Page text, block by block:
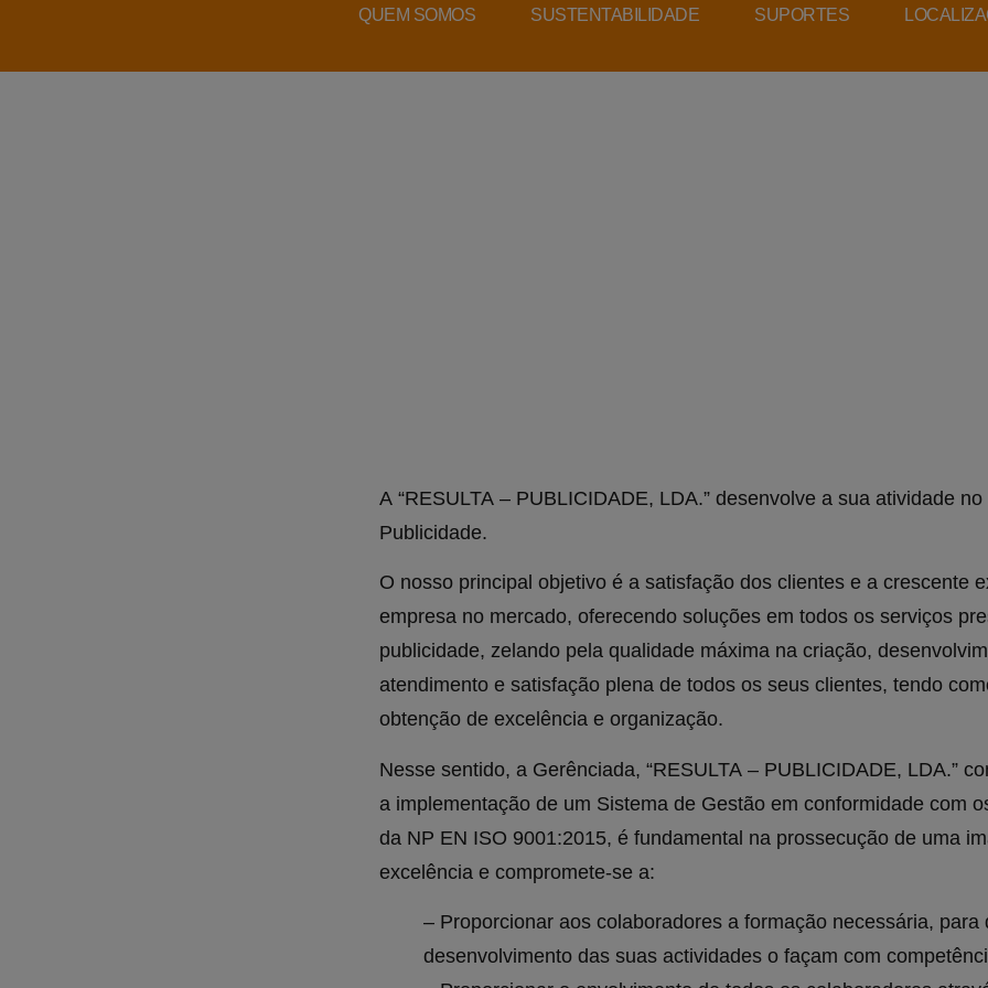
QUEM SOMOS SUSTENTABILIDADE SUPORTES
A “RESULTA – PUBLICIDADE, LDA.” desenvolve a sua atividade
Publicidade.
O nosso principal objetivo é a satisfação dos clientes e a crescente
empresa no mercado, oferecendo soluções em todos os serviços
publicidade, zelando pela qualidade máxima na criação,
atendimento e satisfação plena de todos os seus clientes, tendo
obtenção de excelência e organização.
Nesse sentido, a Gerênciada, “RESULTA – PUBLICIDADE, LDA.”
a implementação de um Sistema de Gestão em conformidade com
da NP EN ISO 9001:2015, é fundamental na prossecução de uma
excelência e compromete-se a:
– Proporcionar aos colaboradores a formação necessária, para
desenvolvimento das suas actividades o façam com